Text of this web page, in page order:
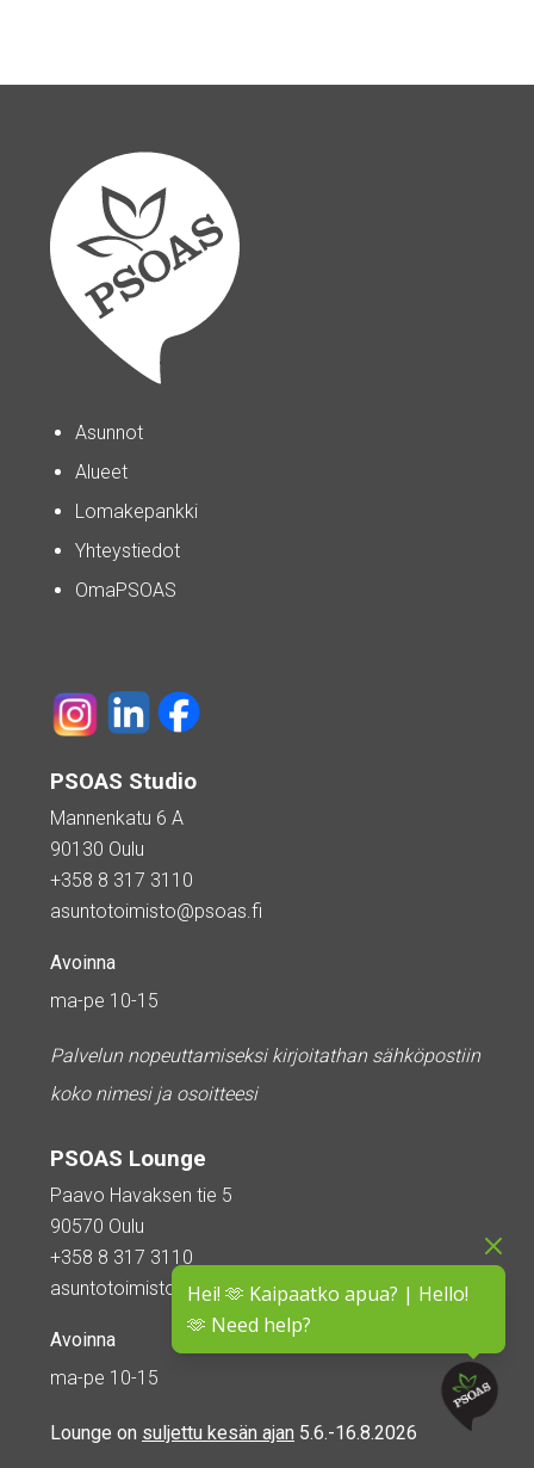
Hei! 🫶 Kaipaatko apua? | Hello!
🫶 Need help?
Asunnot
Alueet
Lomakepankki
Yhteystiedot
OmaPSOAS
PSOAS Studio
Mannenkatu 6 A
90130 Oulu
+358 8 317 3110
asuntotoimisto@psoas.fi
Avoinna
ma-pe 10-15
Palvelun nopeuttamiseksi kirjoitathan sähköpostiin
koko nimesi ja osoitteesi
PSOAS Lounge
Paavo Havaksen tie 5
90570 Oulu
+358 8 317 3110
asuntotoimisto@psoas.fi
Avoinna
ma-pe 10-15
Lounge on suljettu kesän ajan 5.6.-16.8.2026